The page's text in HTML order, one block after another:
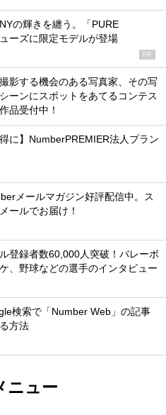
の輝きを纏う。「PURE
ーズに限定モデルが登場
PR
影する機会のある写真家、その写
ーンにスポットをあてるコンテス
品受付中！
に】NumberPREMIER法人プラン
メールマガジン好評配信中。ス
ールでお届け！
登録者数60,000人突破！バレーボ
、野球などの選手のインタビュー
検索で「Number Web」の記事
方法
ニュー